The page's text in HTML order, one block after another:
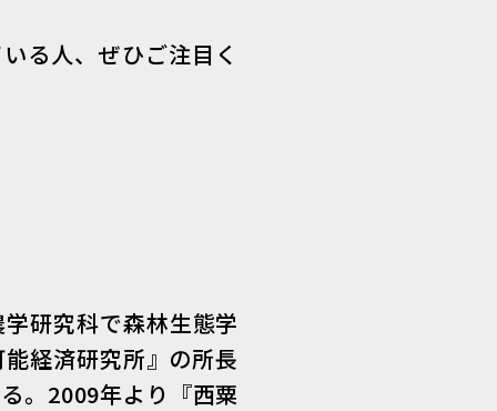
る人、ぜひご注目く
研究科で森林生態学
経済研究所』の所長
。2009年より『西粟